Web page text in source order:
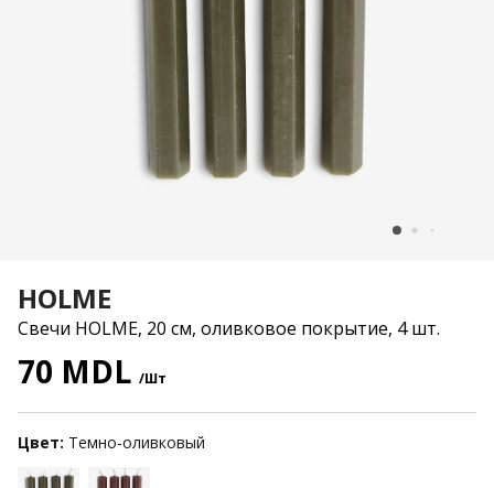
HOLME
Свечи HOLME, 20 см, оливковое покрытие, 4 шт.
70 MDL /Шт
Цвет: Темно-оливковый